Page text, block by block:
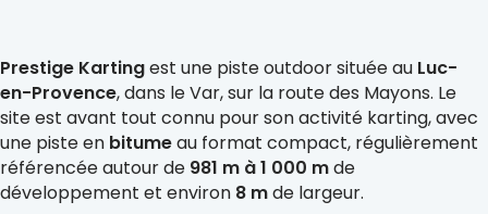
Prestige Kartingest une piste outdoor située au Luc-
en-Provence, dans le Var, sur la route des Mayons. Le
site est avant tout connu pour son activité karting, avec
une piste en bitumeau format compact, régulièrement
référencée autour de 981 m à 1 000 mde
développement et environ 8 mde largeur.